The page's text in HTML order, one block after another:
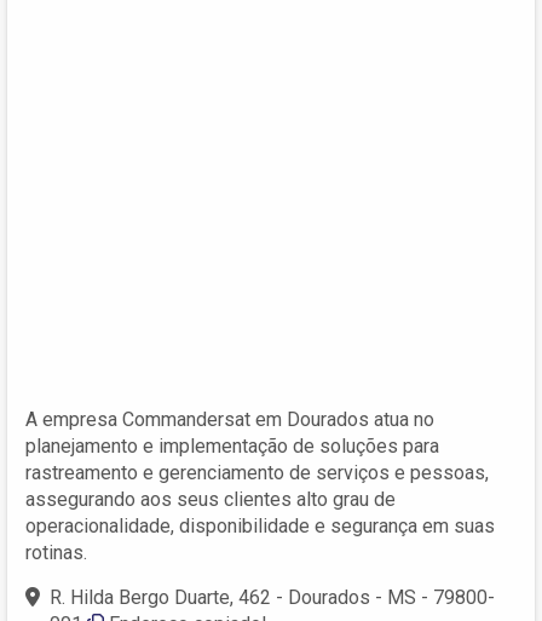
A empresa Commandersat em Dourados atua no
planejamento e implementação de soluções para
rastreamento e gerenciamento de serviços e pessoas,
assegurando aos seus clientes alto grau de
operacionalidade, disponibilidade e segurança em suas
rotinas.
R. Hilda Bergo Duarte, 462 - Dourados - MS - 79800-